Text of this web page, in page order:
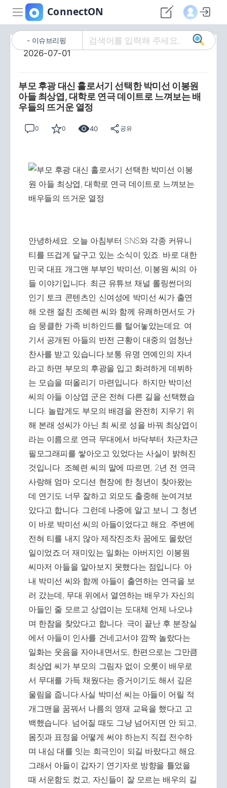
이슈브리핑
2026-07-01
부모 후광 대신 홀로서기 선택한 박미선 이봉원
아들 최상엽, 대학로 연극 데이트로 느껴보는 배
우들의 뜨거운 열정
0 0 40 공유
안녕하세요. 오늘 아침부터 SNS와 각종 커뮤니
티를 뜨겁게 달구고 있는 소식이 있죠. 바로 대한
민국 대표 개그맨 부부인 박미선, 이봉원 씨의 아
들 이야기입니다. 최근 유튜브 채널 롤링썬더의
인기 토크 콘텐츠인 신여성에 박미선 씨가 출연
해 오랜 절친 조혜련 씨와 함께 유쾌하면서도 가
슴 뭉클한 가족 비하인드를 털어놓았는데요. 여
기서 공개된 아들의 반전 근황이 대중의 엄청난
찬사를 받고 있습니다.보통 유명 연예인의 자녀
라고 하면 부모의 후광을 입고 화려하게 데뷔하
는 모습을 떠올리기 마련입니다. 하지만 박미선
씨의 아들 이상엽 군은 전혀 다른 길을 선택했습
니다. 놀랍게도 부모의 배경을 완전히 지우기 위
해 본래 성씨가 아닌 최 씨로 성을 바꿔 최상엽이
라는 이름으로 연극 무대에서 바닥부터 차근차근
필모그래피를 쌓아오고 있었다는 사실이 밝혀진
것입니다. 조혜련 씨의 말에 따르면, 2년 전 연극
사랑해 엄마 오디션 현장에 한 청년이 찾아왔는
데 연기도 너무 잘하고 외모도 출중해 눈여겨보
았다고 합니다. 그런데 나중에 알고 보니 그 청년
이 바로 박미선 씨의 아들이었다고 해요. 주변에
전혀 티를 내지 않아 제작진조차 꿈에도 몰랐던
일이었죠.더 재미있는 일화는 아버지인 이봉원
씨마저 아들을 알아보지 못했다는 점입니다. 아
내 박미선 씨와 함께 아들이 출연하는 연극을 보
러 갔는데, 무대 위에서 열연하는 배우가 자신의
아들인 줄 모르고 상엽이는 도대체 언제 나오냐
며 한참을 찾았다고 합니다. 극이 끝난 후 분장실
에서 아들이 인사를 건네고서야 깜짝 놀랐다는
일화는 웃음을 자아내면서도, 한편으로는 그만큼
최상엽 씨가 부모의 그림자 없이 오롯이 배우로
서 무대를 가득 채웠다는 증거이기도 해서 깊은
울림을 줍니다.사실 박미선 씨는 아들이 어릴 적
개그맨을 꿈꿔서 나름의 영재 교육을 했다고 고
백했습니다. 넘어질 때도 그냥 넘어지면 안 되고,
몸짓과 표정을 어떻게 써야 하는지 직접 전수하
며 내심 대를 잇는 희극인이 되길 바랐다고 해요.
그래서 아들이 갑자기 연기자로 방향을 틀었을
때 서운함도 컸고, 자신들이 잘 모르는 배우의 길